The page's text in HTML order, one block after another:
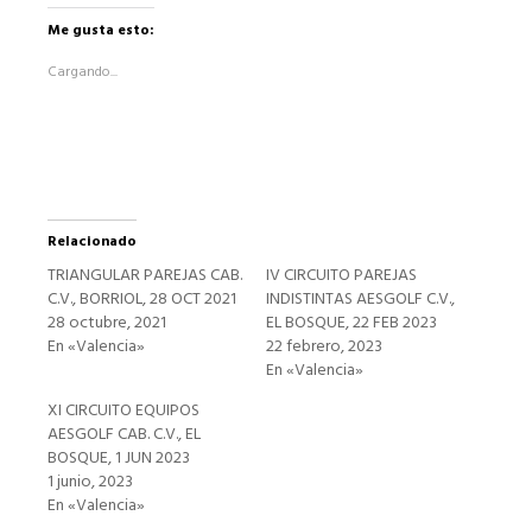
en
Facebook
en
Me gusta esto:
Cargando...
Relacionado
TRIANGULAR PAREJAS CAB.
C.V., BORRIOL, 28 OCT 2021
28 octubre, 2021
En «Valencia»
IV CIRCUITO PAREJAS
INDISTINTAS AESGOLF C.V.,
EL BOSQUE, 22 FEB 2023
22 febrero, 2023
En «Valencia»
XI CIRCUITO EQUIPOS
AESGOLF CAB. C.V., EL
BOSQUE, 1 JUN 2023
1 junio, 2023
En «Valencia»